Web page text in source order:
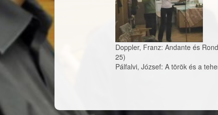
Doppler, Franz: Andante és
25)
Pálfalvi, József: A török és a